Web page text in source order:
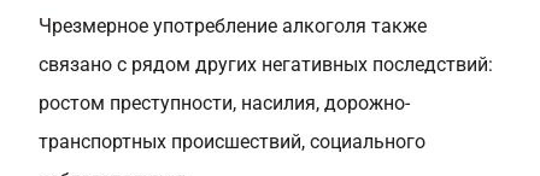
Чрезмерное употребление алкоголя также
связано с рядом других негативных последствий:
ростом преступности, насилия, дорожно-
транспортных происшествий, социального